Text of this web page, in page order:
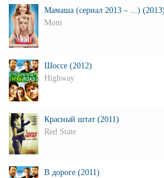
Мамаша (сериал 2013 – ...) (2013)
Mom
Шоссе (2012)
Highway
Красный штат (2011)
Red State
В дороге (2011)